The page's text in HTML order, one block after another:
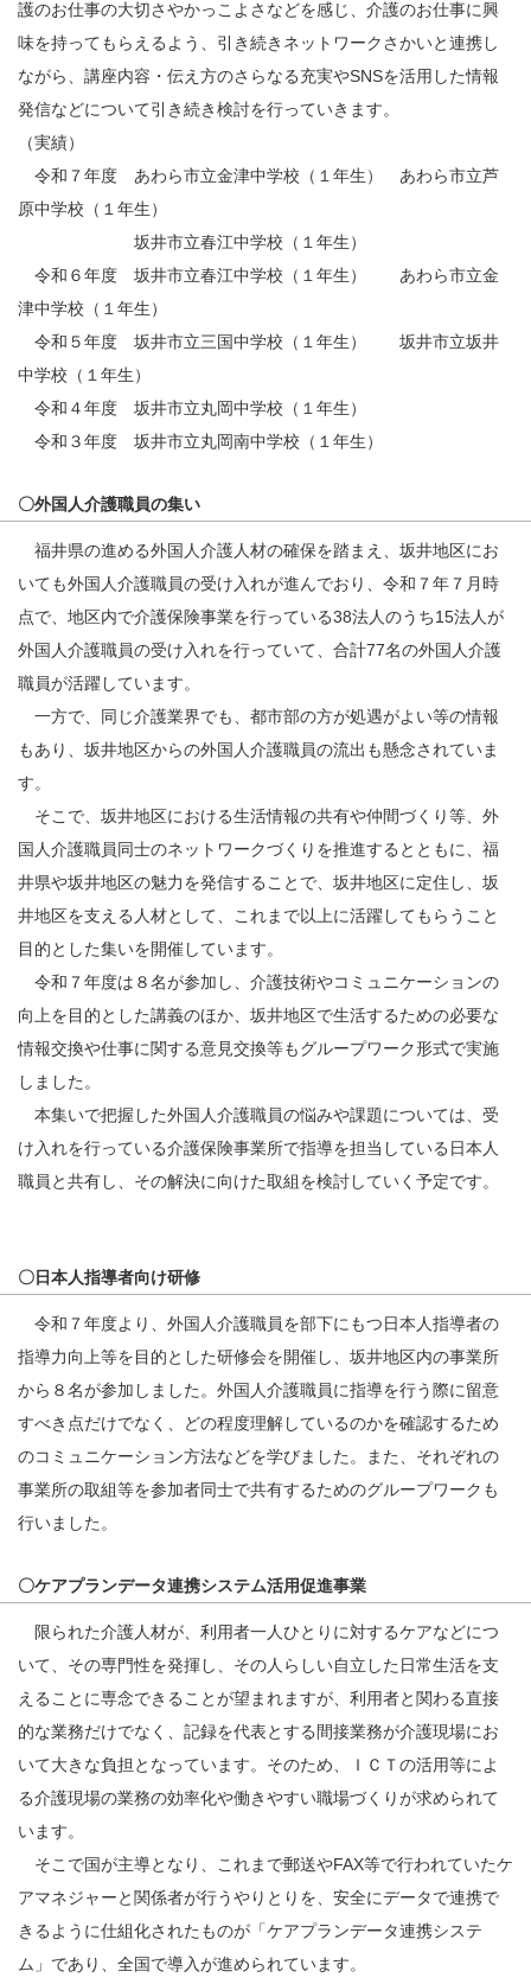
護のお仕事の大切さやかっこよさなどを感じ、介護のお仕事に興
味を持ってもらえるよう、引き続きネットワークさかいと連携し
ながら、講座内容・伝え方のさらなる充実やSNSを活用した情報
発信などについて引き続き検討を行っていきます。
（実績）
令和７年度 あわら市立金津中学校（１年生） あわら市立芦
原中学校（１年生）
坂井市立春江中学校（１年生）
令和６年度 坂井市立春江中学校（１年生） あわら市立金
津中学校（１年生）
令和５年度 坂井市立三国中学校（１年生） 坂井市立坂井
中学校（１年生）
令和４年度 坂井市立丸岡中学校（１年生）
令和３年度 坂井市立丸岡南中学校（１年生）
〇外国人介護職員の集い
福井県の進める外国人介護人材の確保を踏まえ、坂井地区にお
いても外国人介護職員の受け入れが進んでおり、令和７年７月時
点で、地区内で介護保険事業を行っている38法人のうち15法人が
外国人介護職員の受け入れを行っていて、合計77名の外国人介護
職員が活躍しています。
一方で、同じ介護業界でも、都市部の方が処遇がよい等の情報
もあり、坂井地区からの外国人介護職員の流出も懸念されていま
す。
そこで、坂井地区における生活情報の共有や仲間づくり等、外
国人介護職員同士のネットワークづくりを推進するとともに、福
井県や坂井地区の魅力を発信することで、坂井地区に定住し、坂
井地区を支える人材として、これまで以上に活躍してもらうこと
目的とした集いを開催しています。
令和７年度は８名が参加し、介護技術やコミュニケーションの
向上を目的とした講義のほか、坂井地区で生活するための必要な
情報交換や仕事に関する意見交換等もグループワーク形式で実施
しました。
本集いで把握した外国人介護職員の悩みや課題については、受
け入れを行っている介護保険事業所で指導を担当している日本人
職員と共有し、その解決に向けた取組を検討していく予定です。
〇日本人指導者向け研修
令和７年度より、外国人介護職員を部下にもつ日本人指導者の
指導力向上等を目的とした研修会を開催し、坂井地区内の事業所
から８名が参加しました。外国人介護職員に指導を行う際に留意
すべき点だけでなく、どの程度理解しているのかを確認するため
のコミュニケーション方法などを学びました。また、それぞれの
事業所の取組等を参加者同士で共有するためのグループワークも
行いました。
〇ケアプランデータ連携システム活用促進事業
限られた介護人材が、利用者一人ひとりに対するケアなどにつ
いて、その専門性を発揮し、その人らしい自立した日常生活を支
えることに専念できることが望まれますが、利用者と関わる直接
的な業務だけでなく、記録を代表とする間接業務が介護現場にお
いて大きな負担となっています。そのため、ＩＣＴの活用等によ
る介護現場の業務の効率化や働きやすい職場づくりが求められて
います。
そこで国が主導となり、これまで郵送やFAX等で行われていたケ
アマネジャーと関係者が行うやりとりを、安全にデータで連携で
きるように仕組化されたものが「ケアプランデータ連携システ
ム」であり、全国で導入が進められています。